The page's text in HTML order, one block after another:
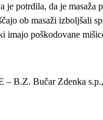
potrdila, da je masaža
ob masaži izboljšali
imajo poškodovane
– B.Z. Bučar Zdenka